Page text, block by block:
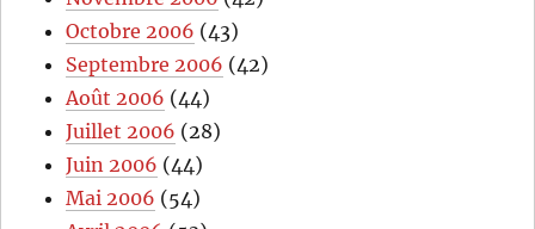
Octobre 2006 (43)
Septembre 2006 (42)
Août 2006 (44)
Juillet 2006 (28)
Juin 2006 (44)
Mai 2006 (54)